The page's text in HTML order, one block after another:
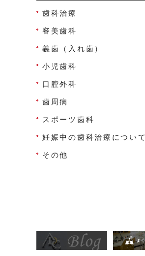
歯科治療
審美歯科
義歯（入れ歯）
小児歯科
口腔外科
歯周病
スポーツ歯科
妊娠中の歯科治療について
その他